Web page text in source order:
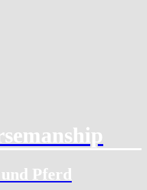
Pferd